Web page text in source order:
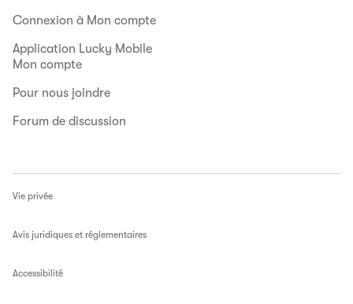
Connexion à Mon compte
Application Lucky Mobile
Mon compte
Pour nous joindre
Forum de discussion
Vie privée
Avis juridiques et réglementaires
Accessibilité